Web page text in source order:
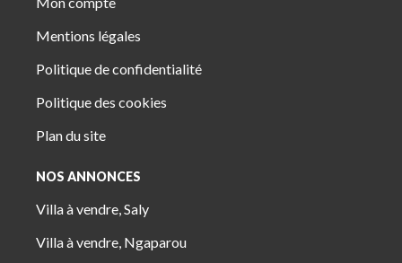
Mentions légales
Politique de confidentialité
Politique des cookies
Plan du site
NOS ANNONCES
Villa à vendre, Saly
Villa à vendre, Ngaparou